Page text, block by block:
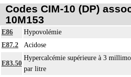
Codes CIM-10 (DP)
10M153
E86
Hypovolémie
E87.2
Acidose
E83.50
Hypercalcémie supérieure à 3
par litre